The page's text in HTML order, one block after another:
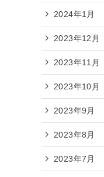
2024年1月
2023年12月
2023年11月
2023年10月
2023年9月
2023年8月
2023年7月